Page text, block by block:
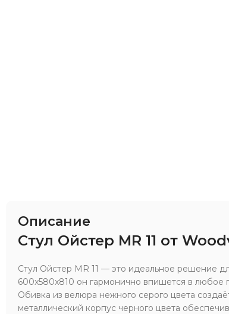
Описание
Стул Ойстер MR 11 от
Стул Ойстер MR 11 — это идеальное решение
600x580x810 он гармонично впишется в любое
Обивка из велюра нежного серого цвета
металлический корпус черного цвета